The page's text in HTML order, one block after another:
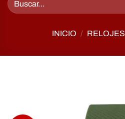
INICIO / RELOJES